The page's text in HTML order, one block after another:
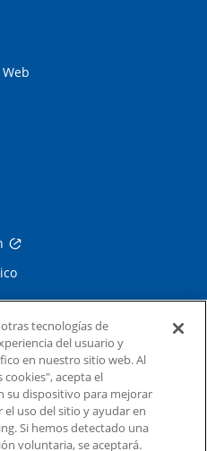
tecnologías de
del usuario y
en nuestro sitio web. Al
cookies", acepta el
su dispositivo para mejorar
el uso del sitio y ayudar en
Si hemos detectado una
voluntaria, se aceptará.